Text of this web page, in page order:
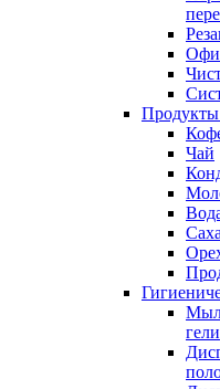
Чай
гели